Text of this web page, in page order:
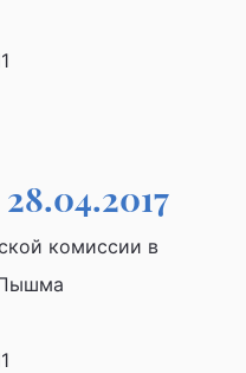
комиссии в
Пышма